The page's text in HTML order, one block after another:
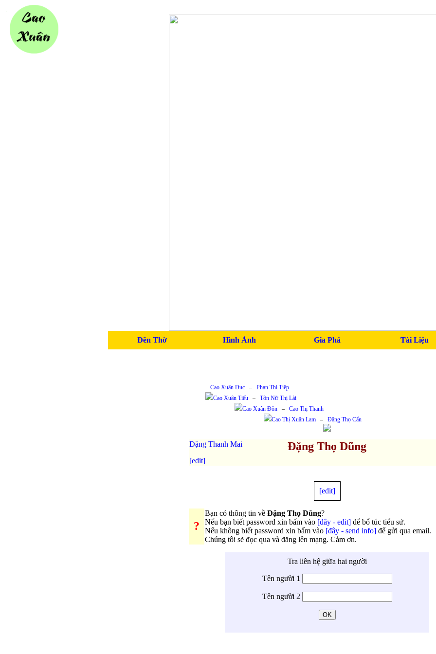
Đền Thờ Hình Ảnh Gia Phả Tài Liệu
Cao Xuân Dục– Phan Thị Tiệp
Cao Xuân Tiếu– Tôn Nữ Thị Lài
Cao Xuân Đôn– Cao Thị Thanh
Cao Thị Xuân Lam– Đặng Thọ Cẩn
Đặng Thanh Mai
[edit]
Đặng Thọ Dũng
[edit]
?
Bạn có thông tin về Đặng Thọ Dũng?
Nếu bạn biết password xin bấm vào [đây - edit] để bổ túc tiểu sử.
Nếu không biết password xin bấm vào [đây - send info] để gửi qua email.
Chúng tôi sẽ đọc qua và đăng lên mạng. Cảm ơn.
Tra liên hệ giữa hai người
Tên người 1
Tên người 2